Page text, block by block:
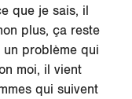
que je sais, il
plus, ça reste
un problème qui
moi, il vient
qui suivent